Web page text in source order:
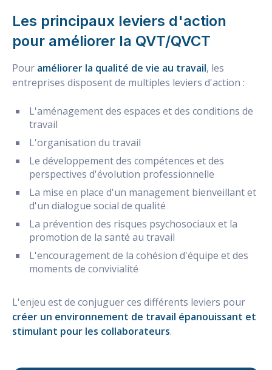
Les principaux leviers d'action
pour améliorer la QVT/QVCT
Pour améliorer la qualité de vie au travail, les
entreprises disposent de multiples leviers d'action :
L'aménagement des espaces et des conditions de
travail
L'organisation du travail
Le développement des compétences et des
perspectives d'évolution professionnelle
La mise en place d'un management bienveillant et
d'un dialogue social de qualité
La prévention des risques psychosociaux et la
promotion de la santé au travail
L'encouragement de la cohésion d'équipe et des
moments de convivialité
L'enjeu est de conjuguer ces différents leviers pour
créer un environnement de travail épanouissant et
stimulant pour les collaborateurs.